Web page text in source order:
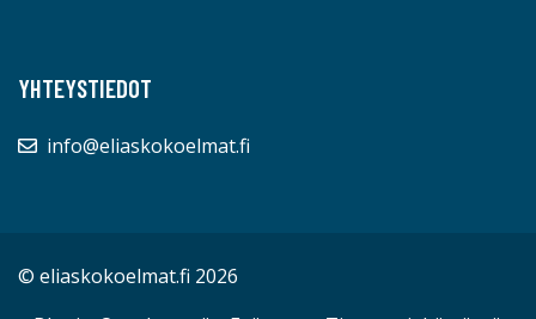
YHTEYSTIEDOT
info@eliaskokoelmat.fi
© eliaskokoelmat.fi 2026